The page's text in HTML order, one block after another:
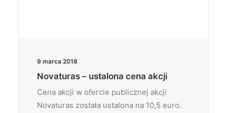
9 marca 2018
Novaturas – ustalona cena akcji
Cena akcji w ofercie publicznej akcji
Novaturas została ustalona na 10,5 euro.